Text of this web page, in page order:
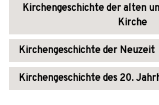
Kirchengeschichte der alten
Kirche
Kirchengeschichte der Neuzeit
Kirchengeschichte des 20.